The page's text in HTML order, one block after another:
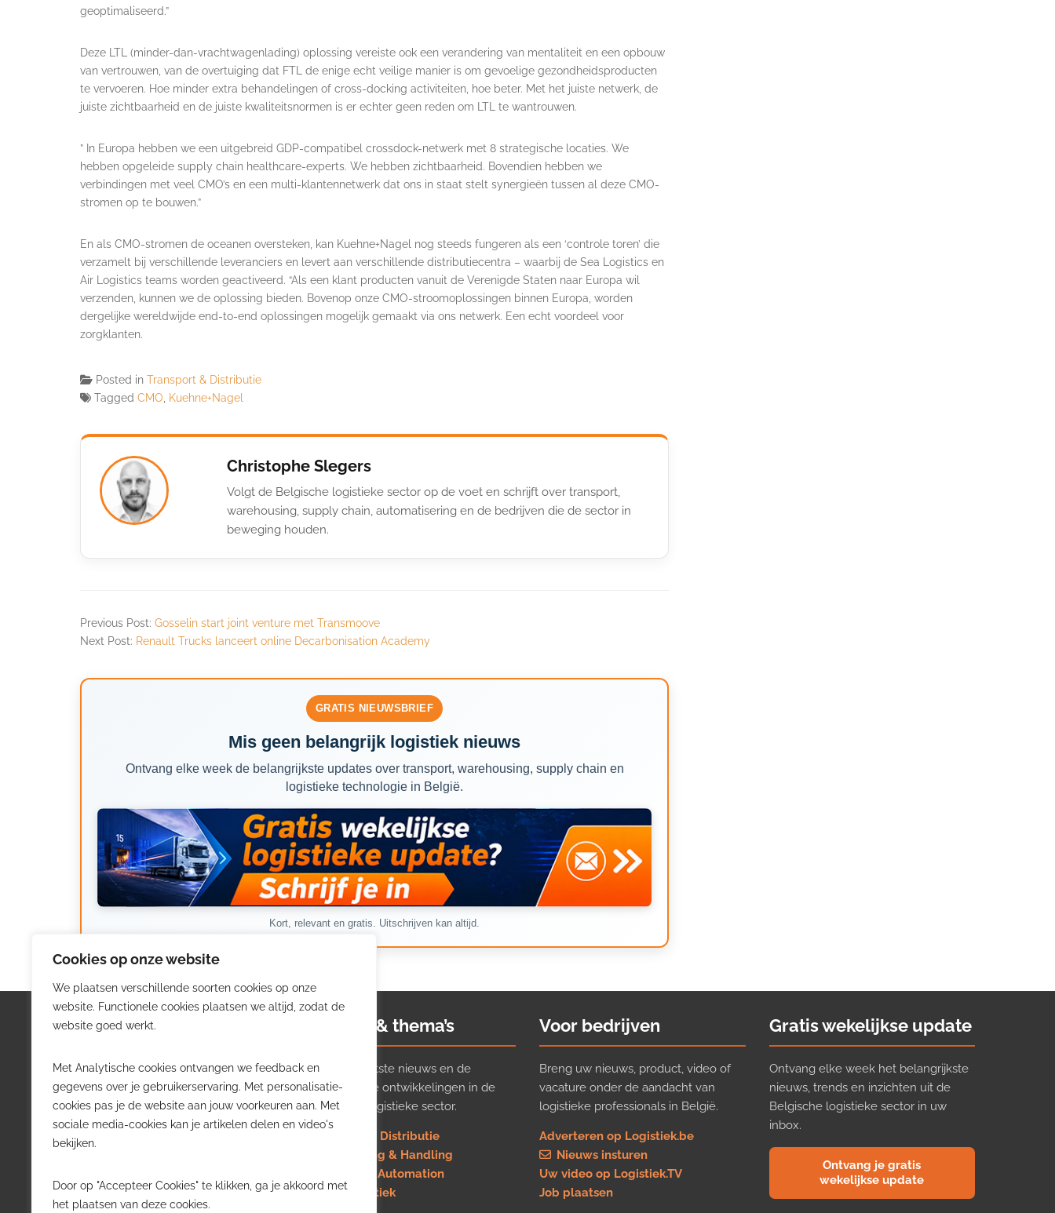
Cookies op onze website
We plaatsen verschillende soorten cookies op onze
website. Functionele cookies plaatsen we altijd, zodat de
website goed werkt.
Met Analytische cookies ontvangen we feedback en
gegevens over je gebruikerservaring. Met personalisatie-
cookies pas je de website aan jouw voorkeuren aan. Met
sociale media-cookies kan je artikelen delen en video's
bekijken.
Door op "Accepteer Cookies" te klikken, ga je akkoord met
het plaatsen van deze cookies.
geoptimaliseerd.”
Deze LTL (minder-dan-vrachtwagenlading) oplossing vereiste ook een verandering van mentaliteit en een opbouw
van vertrouwen, van de overtuiging dat FTL de enige echt veilige manier is om gevoelige gezondheidsproducten
te vervoeren. Hoe minder extra behandelingen of cross-docking activiteiten, hoe beter. Met het juiste netwerk, de
juiste zichtbaarheid en de juiste kwaliteitsnormen is er echter geen reden om LTL te wantrouwen.
” In Europa hebben we een uitgebreid GDP-compatibel crossdock-netwerk met 8 strategische locaties. We
hebben opgeleide supply chain healthcare-experts. We hebben zichtbaarheid. Bovendien hebben we
verbindingen met veel CMO’s en een multi-klantennetwerk dat ons in staat stelt synergieën tussen al deze CMO-
stromen op te bouwen.”
En als CMO-stromen de oceanen oversteken, kan Kuehne+Nagel nog steeds fungeren als een ‘controle toren’ die
verzamelt bij verschillende leveranciers en levert aan verschillende distributiecentra – waarbij de Sea Logistics en
Air Logistics teams worden geactiveerd. “Als een klant producten vanuit de Verenigde Staten naar Europa wil
verzenden, kunnen we de oplossing bieden. Bovenop onze CMO-stroomoplossingen binnen Europa, worden
dergelijke wereldwijde end-to-end oplossingen mogelijk gemaakt via ons netwerk. Een echt voordeel voor
zorgklanten.
Posted in Transport & Distributie
Tagged CMO Kuehne+Nagel
Christophe Slegers
Volgt de Belgische logistieke sector op de voet en schrijft over transport,
warehousing, supply chain, automatisering en de bedrijven die de sector in
beweging houden.
Previous Post: Gosselin start joint venture met Transmoove
Next Post: Renault Trucks lanceert online Decarbonisation Academy
GRATIS NIEUWSBRIEF
Mis geen belangrijk logistiek nieuws
Ontvang elke week de belangrijkste updates over transport, warehousing, supply chain en
logistieke technologie in België.
Kort, relevant en gratis. Uitschrijven kan altijd.
Logistiek.be
Logistiek.be brengt dagelijks nieuws,
trends en praktijkverhalen over
transport, warehousing, supply chain
en automatisering in België.
willen volgen.
Nieuws & thema’s
Volg het laatste nieuws en de
belangrijkste ontwikkelingen in de
Belgische logistieke sector.
Transport & Distributie
Warehousing & Handling
Software & Automation
Job in logistiek
Voor bedrijven
Breng uw nieuws, product, video of
vacature onder de aandacht van
logistieke professionals in België.
Adverteren op Logistiek.be
Nieuws insturen
Uw video op Logistiek.TV
Job plaatsen
Gratis wekelijkse update
Ontvang elke week het belangrijkste
nieuws, trends en inzichten uit de
Belgische logistieke sector in uw
inbox.
Ontvang je gratis
wekelijkse update